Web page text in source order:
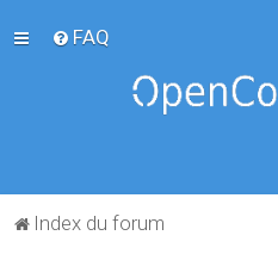
FAQ
Index du forum